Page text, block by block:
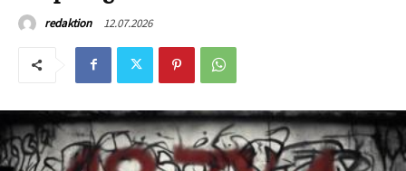
redaktion 12.07.2026